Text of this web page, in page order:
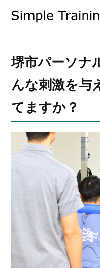
堺市パーソナ
んな刺激を与
てますか？